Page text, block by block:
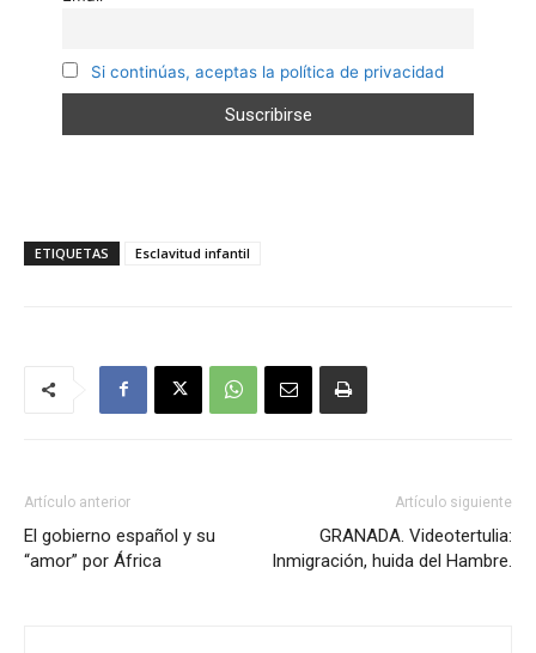
Si continúas, aceptas la política de privacidad
ETIQUETAS Esclavitud infantil
Artículo anterior
El gobierno español y su
“amor” por África
Artículo siguiente
GRANADA. Videotertulia:
Inmigración, huida del Hambre.